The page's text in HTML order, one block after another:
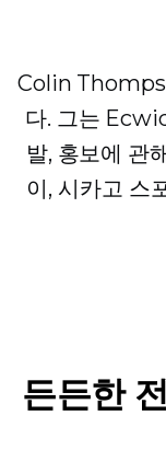
Colin
다. 그는
발, 홍보에 관
이, 시카고 스
든든한